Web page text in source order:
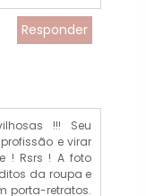
Responder
!!! Seu
e virar
! Rsrs ! A foto
da roupa e
porta-retratos.